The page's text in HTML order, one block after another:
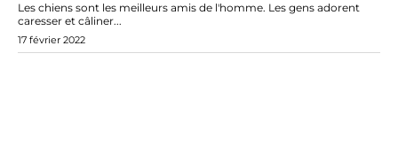
Les chiens sont les meilleurs amis de l'homme. Les gens adorent
caresser et câliner...
17 février 2022